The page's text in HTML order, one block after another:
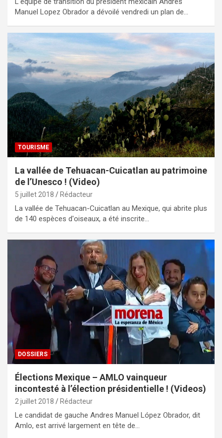
Manuel Lopez Obrador a dévoilé vendredi un plan de…
TOURISME
La vallée de Tehuacan-Cuicatlan au patrimoine
de l’Unesco ! (Video)
5 juillet 2018 Rédacteur
La vallée de Tehuacan-Cuicatlan au Mexique, qui abrite plus
de 140 espèces d'oiseaux, a été inscrite…
DOSSIERS
Élections Mexique – AMLO vainqueur
incontesté à l’élection présidentielle ! (Videos)
2 juillet 2018 Rédacteur
Le candidat de gauche Andres Manuel López Obrador, dit
Amlo, est arrivé largement en tête de…